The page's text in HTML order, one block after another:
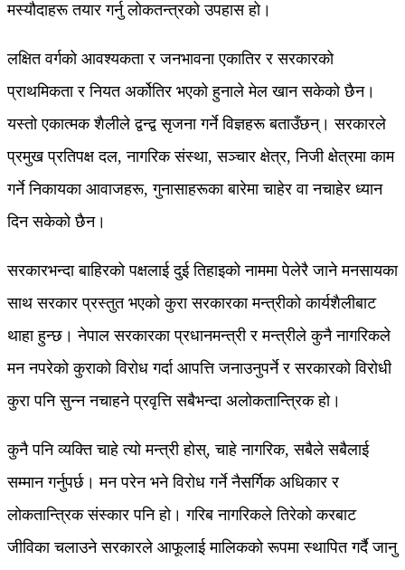
मस्यौदाहरू तयार गर्नु लोकतन्त्रको उपहास हो।
लक्षित वर्गको आवश्यकता र जनभावना एकातिर र सरकारको
प्राथमिकता र नियत अर्कोतिर भएको हुनाले मेल खान सकेको छैन।
यस्तो एकात्मक शैलीले द्वन्द्व सृजना गर्ने विज्ञहरू बताउँछन्। सरकारले
प्रमुख प्रतिपक्ष दल, नागरिक संस्था, सञ्चार क्षेत्र, निजी क्षेत्रमा काम
गर्ने निकायका आवाजहरू, गुनासाहरूका बारेमा चाहेर वा नचाहेर ध्यान
दिन सकेको छैन।
सरकारभन्दा बाहिरको पक्षलाई दुई तिहाइको नाममा पेलेरै जाने मनसायका
साथ सरकार प्रस्तुत भएको कुरा सरकारका मन्त्रीको कार्यशैलीबाट
थाहा हुन्छ। नेपाल सरकारका प्रधानमन्त्री र मन्त्रीले कुनै नागरिकले
मन नपरेको कुराको विरोध गर्दा आपत्ति जनाउनुपर्ने र सरकारको विरोधी
कुरा पनि सुन्न नचाहने प्रवृत्ति सबैभन्दा अलोकतान्त्रिक हो।
कुनै पनि व्यक्ति चाहे त्यो मन्त्री होस्, चाहे नागरिक, सबैले सबैलाई
सम्मान गर्नुपर्छ। मन परेन भने विरोध गर्ने नैसर्गिक अधिकार र
लोकतान्त्रिक संस्कार पनि हो। गरिब नागरिकले तिरेको करबाट
जीविका चलाउने सरकारले आफूलाई मालिकको रूपमा स्थापित गर्दै जानु